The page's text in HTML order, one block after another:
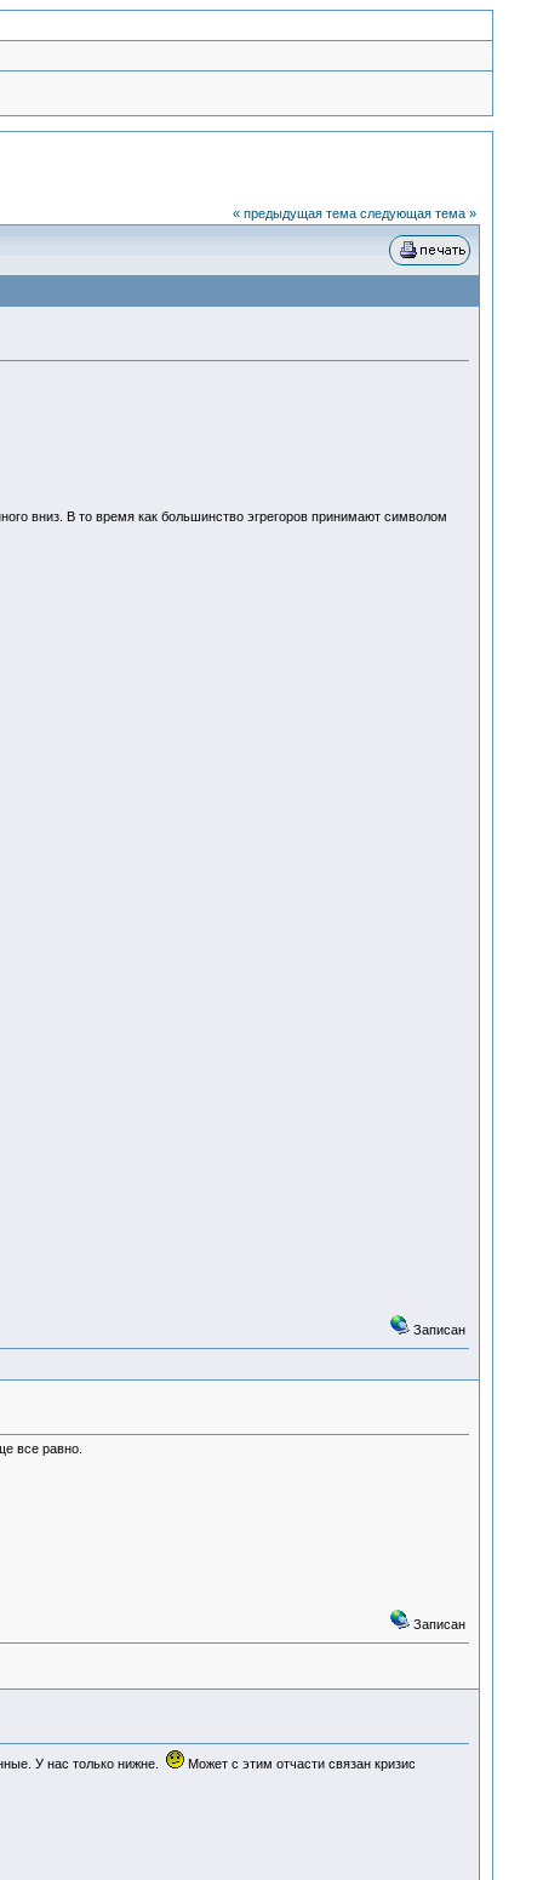
« предыдущая тема следующая тема »
вниз. В то время как большинство эгрегоров принимают символом
Записан
все равно.
Записан
У нас только нижне.
Может с этим отчасти связан кризис